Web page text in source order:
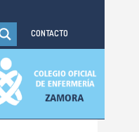
CONTACTO